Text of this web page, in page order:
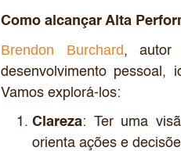
Como alcançar Alta
Brendon Burchard, autor
desenvolvimento pessoal,
Vamos explorá-los:
Clareza: Ter uma
orienta ações e